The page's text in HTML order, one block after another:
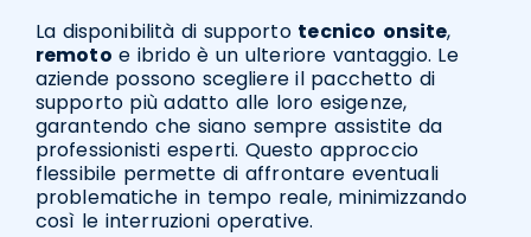
La disponibilità di supporto tecnico onsite,
remoto e ibrido è un ulteriore vantaggio. Le
aziende possono scegliere il pacchetto di
supporto più adatto alle loro esigenze,
garantendo che siano sempre assistite da
professionisti esperti. Questo approccio
flessibile permette di affrontare eventuali
problematiche in tempo reale, minimizzando
così le interruzioni operative.